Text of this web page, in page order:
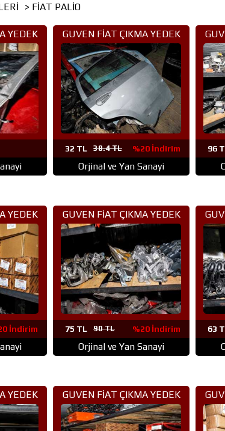
> FİAT PALİO
YEDEK
(9)
İndirim
GUVEN FİAT ÇIKMA YEDEK
PARÇA ANKARA (8)
32 TL 38.4 TL %20 İndirim
Orjinal ve Yan Sanayi
96
YEDEK
(53)
İndirim
GUVEN FİAT ÇIKMA YEDEK
PARÇA ANKARA (52)
75 TL 90 TL %20 İndirim
Orjinal ve Yan Sanayi
63
YEDEK
(5)
GUVEN FİAT ÇIKMA YEDEK
PARÇA ANKARA (49)